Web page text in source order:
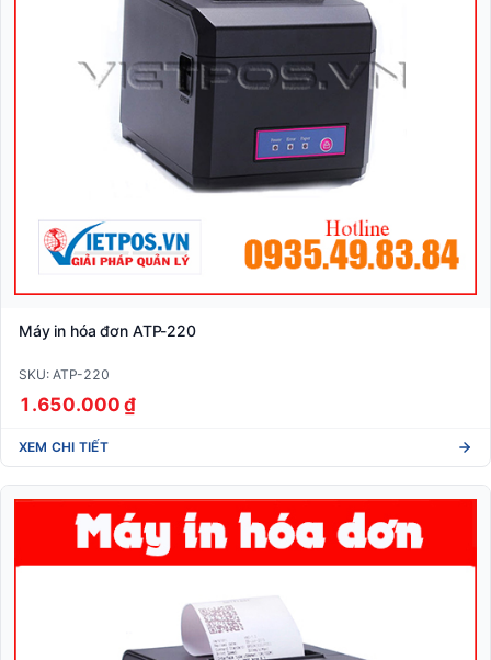
Máy in hóa đơn ATP-220
SKU: ATP-220
1.650.000 ₫
XEM CHI TIẾT